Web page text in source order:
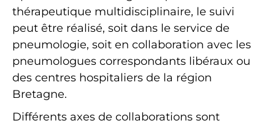
thérapeutique multidisciplinaire, le suivi
peut être réalisé, soit dans le service de
pneumologie, soit en collaboration avec les
pneumologues correspondants libéraux ou
des centres hospitaliers de la région
Bretagne.
Différents axes de collaborations sont